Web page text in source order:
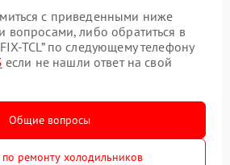
с приведенными ниже
вопросами, либо обратиться в
TCL” по следующему телефону
если не нашли ответ на свой
Общие вопросы
ремонту холодильников